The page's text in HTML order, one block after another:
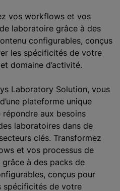
vos workflows et vos
laboratoire grâce à des
configurables, conçus
les spécificités de votre
domaine d’activité.
Laboratory Solution, vous
plateforme unique
répondre aux besoins
laboratoires dans de
clés. Transformez
et vos processus de
à des packs de
conçus pour
spécificités de votre